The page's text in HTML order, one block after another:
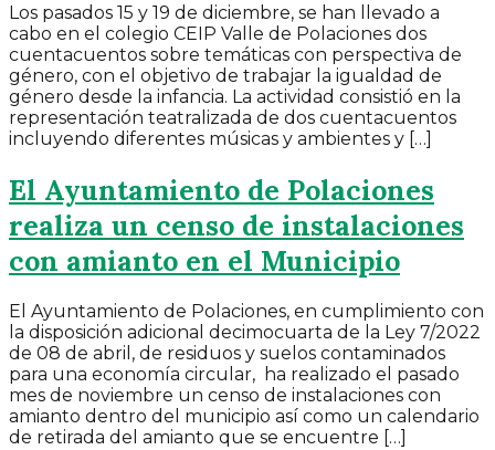
Los pasados 15 y 19 de diciembre, se han llevado a
cabo en el colegio CEIP Valle de Polaciones dos
cuentacuentos sobre temáticas con perspectiva de
género, con el objetivo de trabajar la igualdad de
género desde la infancia. La actividad consistió en la
representación teatralizada de dos cuentacuentos
incluyendo diferentes músicas y ambientes y […]
El Ayuntamiento de Polaciones
realiza un censo de instalaciones
con amianto en el Municipio
El Ayuntamiento de Polaciones, en cumplimiento con
la disposición adicional decimocuarta de la Ley 7/2022
de 08 de abril, de residuos y suelos contaminados
para una economía circular, ha realizado el pasado
mes de noviembre un censo de instalaciones con
amianto dentro del municipio así como un calendario
de retirada del amianto que se encuentre […]